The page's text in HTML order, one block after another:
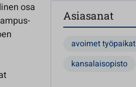
osa
Asiasanat
avoimet työpaikat
kansalaisopisto